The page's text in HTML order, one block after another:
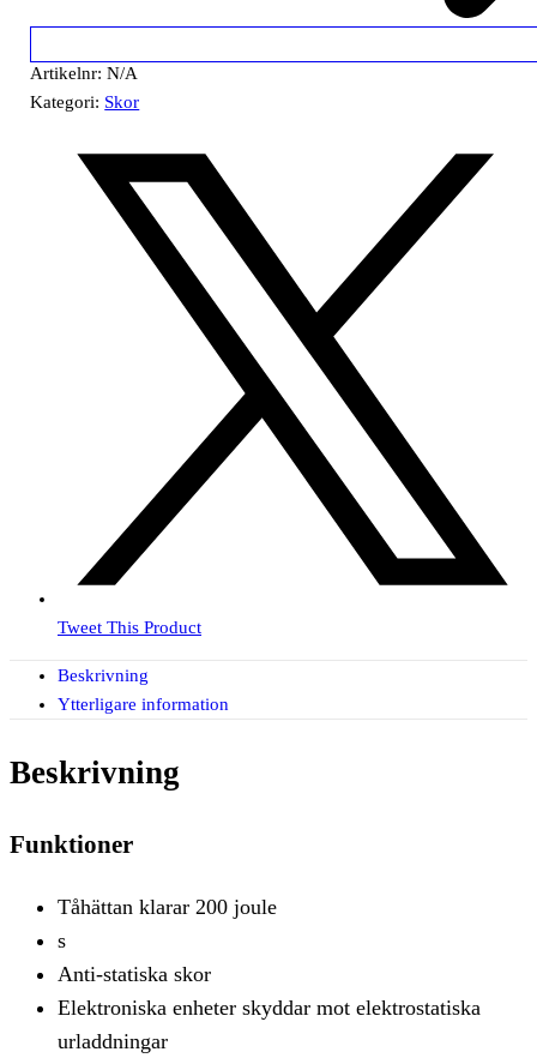
Artikelnr:N/A
Kategori: Skor
Tweet This Product
Beskrivning
Ytterligare information
Beskrivning
Funktioner
Tåhättan klarar 200 joule
s
Anti-statiska skor
Elektroniska enheter skyddar mot elektrostatiska
urladdningar